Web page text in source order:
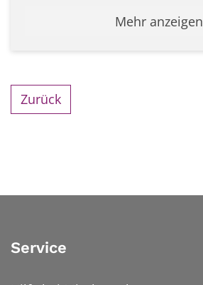
Mehr anzeigen
Zurück
Service